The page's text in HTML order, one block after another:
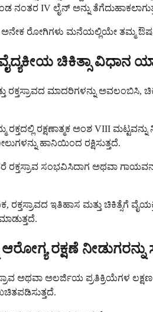
ನಂತರ IV ಲೈನ್ ಅನ್ನು
ರೋಗಿಗಳು ಮನೆಯಲ್ಲಿಯೇ ತಮ್ಮ
ಚಿಕಿತ್ಸಾ ವಿಧಾನ
ರಕ್ತಸ್ರಾವದ ಮಾದರಿಗಳನ್ನು
ರಕ್ಷಣಾತ್ಮಕ ಅಂಶ VIII
ಹಾನಿಯಿಂದ ರಕ್ಷಿಸುತ್ತದೆ.
ಸಂಭವಿಸಿದಾಗ ಅಥವಾ
ರಕ್ತಸ್ರಾವದ ಇತಿಹಾಸ ಮತ್ತು ಚಿಕಿತ್ಸೆಗೆ
ರಕ್ಷಣೆ
ಅಥವಾ ಅಲರ್ಜಿಯ ಪ್ರತಿಕ್ರಿಯೆಗಳ